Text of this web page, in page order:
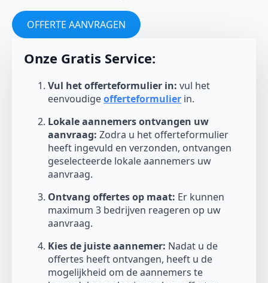
OFFERTE AANVRAGEN
Onze Gratis Service:
Vul het offerteformulier in: vul het
eenvoudigeofferteformulier in.
Lokale aannemers ontvangen uw
aanvraag: Zodra u het offerteformulier
heeft ingevuld en verzonden, ontvangen
geselecteerde lokale aannemers uw
aanvraag.
Ontvang offertes op maat: Er kunnen
maximum 3 bedrijven reageren op uw
aanvraag.
Kies de juiste aannemer: Nadat u de
offertes heeft ontvangen, heeft u de
mogelijkheid om de aannemers te